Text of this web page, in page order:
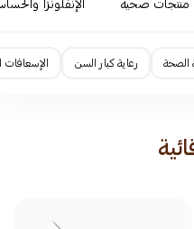
منتجات صحية الإنفلونزا
الصحة رعاية كبار السن الإسعافات